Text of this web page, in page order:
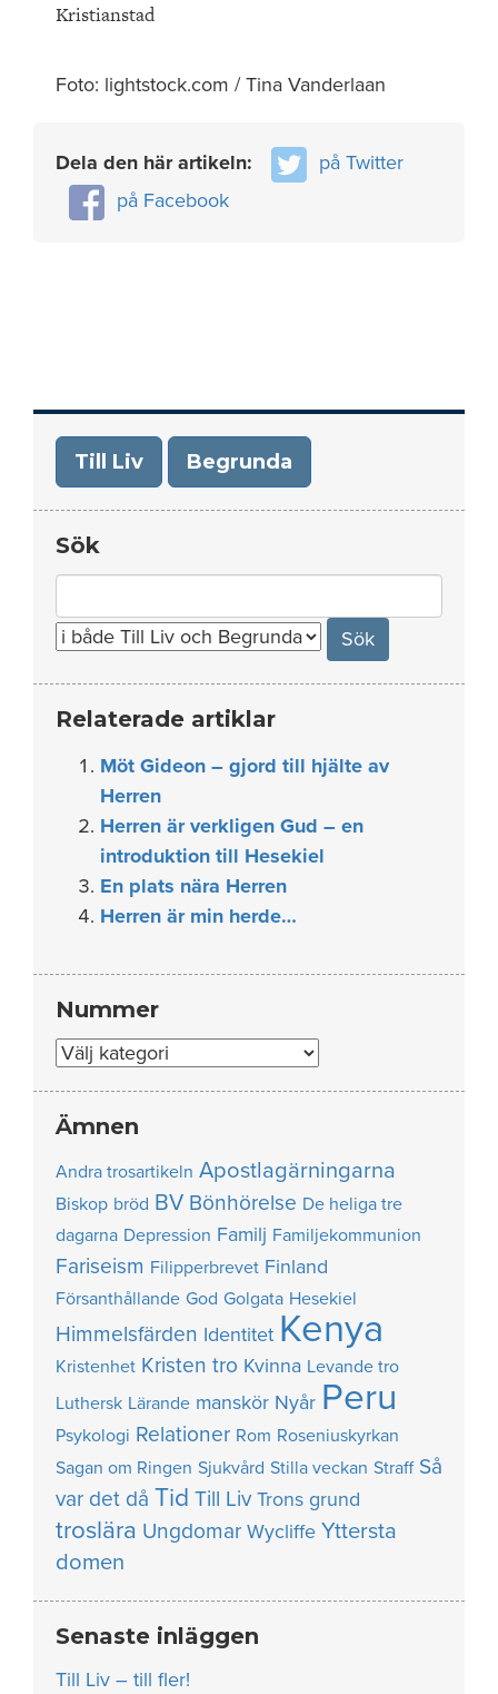
Kristianstad
Foto: lightstock.com / Tina Vanderlaan
Dela den här artikeln:
på Twitter
på Facebook
Till Liv Begrunda
Sök
for:
Relaterade artiklar
Möt Gideon – gjord till hjälte av
Herren
Herren är verkligen Gud – en
introduktion till Hesekiel
En plats nära Herren
Herren är min herde…
Nummer
Nummer
Ämnen
Andra trosartikeln Apostlagärningarna
Biskop bröd BV Bönhörelse De heliga tre
dagarna Depression Familj Familjekommunion
Fariseism Filipperbrevet Finland
Försanthållande God Golgata Hesekiel
Himmelsfärden Identitet Kenya
Kristenhet Kristen tro Kvinna Levande tro
Luthersk Lärande manskör Nyår Peru
Psykologi Relationer Rom Roseniuskyrkan
Sagan om Ringen Sjukvård Stilla veckan Straff Så
var det då Tid Till Liv Trons grund
troslära Ungdomar Wycliffe Yttersta
domen
Senaste inläggen
Till Liv – till fler!